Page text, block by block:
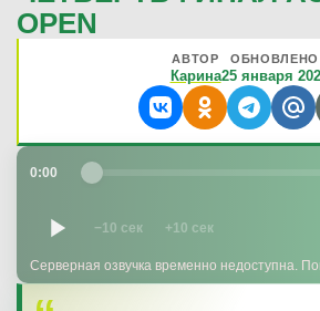
OPEN
АВТОР
Карина
ОБНОВЛЕНО
25 января
0:00
−10 сек +10 сек
Серверная озвучка временно недоступна.